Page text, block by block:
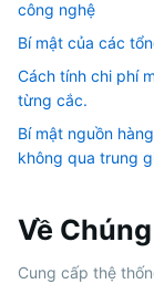
công nghệ
Bí mật của các
Cách tính chi phí
từng cắc.
Bí mật nguồn
không qua trung
Về
Cung cấp thệ